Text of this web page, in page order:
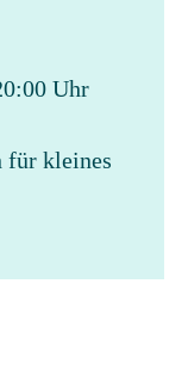
Uhr
für kleines